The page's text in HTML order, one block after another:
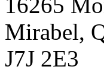
Mirabel,
J7J 2E3